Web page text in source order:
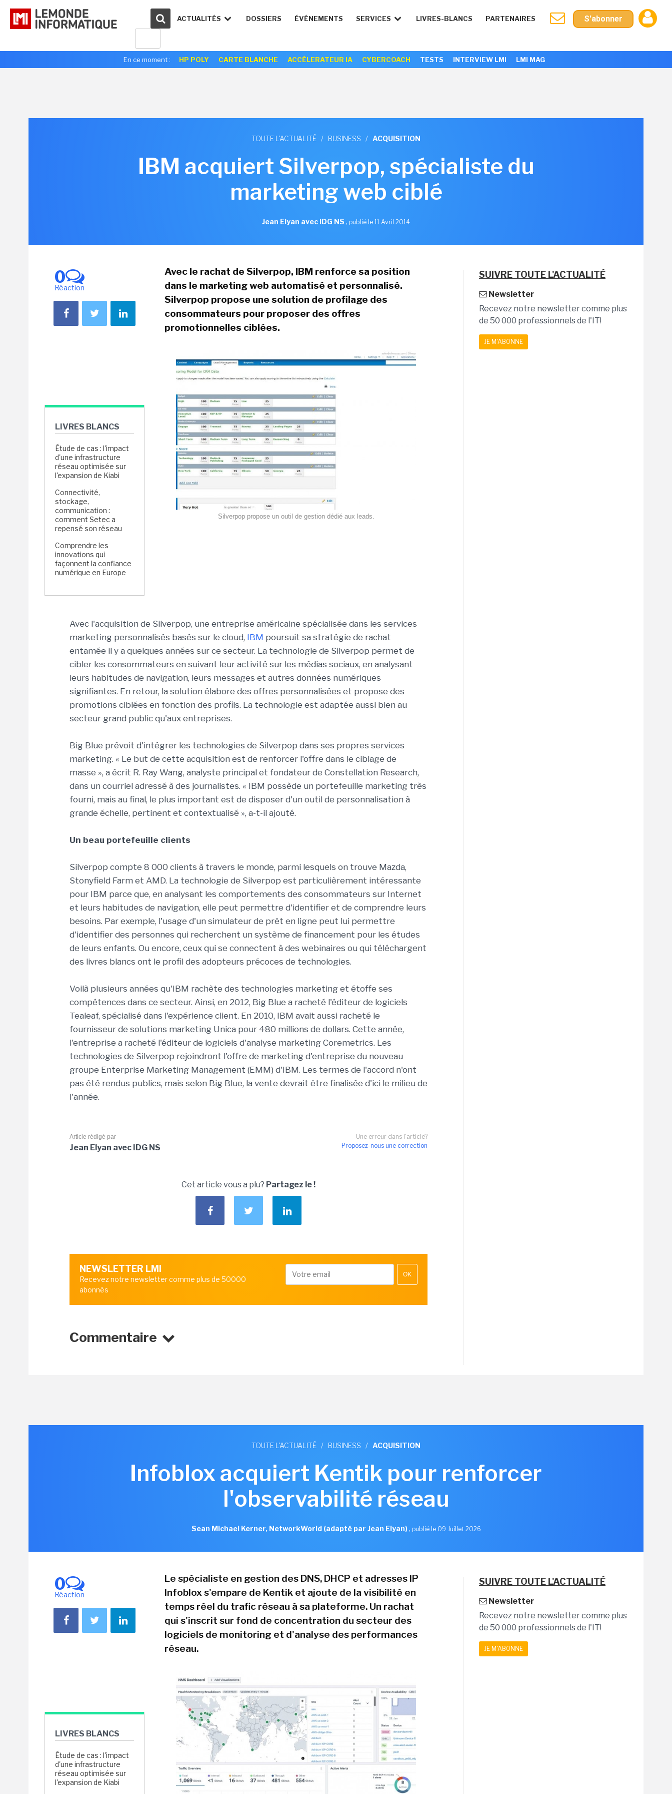
ACTUALITÉS DOSSIERS ÉVÉNEMENTS SERVICES LIVRES-BLANCS PARTENAIRES S'abonner
En ce moment : HP POLY CARTE BLANCHE ACCÉLERATEUR IA CYBERCOACH TESTS INTERVIEW LMI LMI MAG
TOUTE L'ACTUALITÉ / BUSINESS / ACQUISITION
IBM acquiert Silverpop, spécialiste du
marketing web ciblé
Jean Elyan avec IDG NS , publié le 11 Avril 2014
0
Réaction
LIVRES BLANCS
Étude de cas : l'impact
d'une infrastructure
réseau optimisée sur
l'expansion de Kiabi
Connectivité,
stockage,
communication :
comment Setec a
repensé son réseau
Comprendre les
innovations qui
façonnent la confiance
numérique en Europe
Avec le rachat de Silverpop, IBM renforce sa position
dans le marketing web automatisé et personnalisé.
Silverpop propose une solution de profilage des
consommateurs pour proposer des offres
promotionnelles ciblées.
Silverpop propose un outil de gestion dédié aux leads.
Avec l'acquisition de Silverpop, une entreprise américaine spécialisée dans les services
marketing personnalisés basés sur le cloud, IBM poursuit sa stratégie de rachat
entamée il y a quelques années sur ce secteur. La technologie de Silverpop permet de
cibler les consommateurs en suivant leur activité sur les médias sociaux, en analysant
leurs habitudes de navigation, leurs messages et autres données numériques
signifiantes. En retour, la solution élabore des offres personnalisées et propose des
promotions ciblées en fonction des profils. La technologie est adaptée aussi bien au
secteur grand public qu'aux entreprises.
Big Blue prévoit d'intégrer les technologies de Silverpop dans ses propres services
marketing. « Le but de cette acquisition est de renforcer l'offre dans le ciblage de
masse », a écrit R. Ray Wang, analyste principal et fondateur de Constellation Research,
dans un courriel adressé à des journalistes. « IBM possède un portefeuille marketing très
fourni, mais au final, le plus important est de disposer d'un outil de personnalisation à
grande échelle, pertinent et contextualisé », a-t-il ajouté.
Un beau portefeuille clients
Silverpop compte 8 000 clients à travers le monde, parmi lesquels on trouve Mazda,
Stonyfield Farm et AMD. La technologie de Silverpop est particulièrement intéressante
pour IBM parce que, en analysant les comportements des consommateurs sur Internet
et leurs habitudes de navigation, elle peut permettre d'identifier et de comprendre leurs
besoins. Par exemple, l'usage d'un simulateur de prêt en ligne peut lui permettre
d'identifier des personnes qui recherchent un système de financement pour les études
de leurs enfants. Ou encore, ceux qui se connectent à des webinaires ou qui téléchargent
des livres blancs ont le profil des adopteurs précoces de technologies.
Voilà plusieurs années qu'IBM rachète des technologies marketing et étoffe ses
compétences dans ce secteur. Ainsi, en 2012, Big Blue a racheté l'éditeur de logiciels
Tealeaf, spécialisé dans l'expérience client. En 2010, IBM avait aussi racheté le
fournisseur de solutions marketing Unica pour 480 millions de dollars. Cette année,
l'entreprise a racheté l'éditeur de logiciels d'analyse marketing Coremetrics. Les
technologies de Silverpop rejoindront l'offre de marketing d'entreprise du nouveau
groupe Enterprise Marketing Management (EMM) d'IBM. Les termes de l'accord n'ont
pas été rendus publics, mais selon Big Blue, la vente devrait être finalisée d'ici le milieu de
l'année.
Une erreur dans l'article?
Proposez-nous une correction
Article rédigé par
Jean Elyan avec IDG NS
Cet article vous a plu? Partagez le !
NEWSLETTER LMI
Recevez notre newsletter comme plus de 50000
abonnés
OK
Commentaire
SUIVRE TOUTE L'ACTUALITÉ
Newsletter
Recevez notre newsletter comme plus
de 50 000 professionnels de l'IT!
JE M'ABONNE
TOUTE L'ACTUALITÉ / BUSINESS / ACQUISITION
Infoblox acquiert Kentik pour renforcer
l'observabilité réseau
Sean Michael Kerner, NetworkWorld (adapté par Jean Elyan), publié le 09 Juillet 2026
0
Réaction
LIVRES BLANCS
Étude de cas : l'impact
d'une infrastructure
réseau optimisée sur
l'expansion de Kiabi
Le spécialiste en gestion des DNS, DHCP et adresses IP
Infoblox s'empare de Kentik et ajoute de la visibilité en
temps réel du trafic réseau à sa plateforme. Un rachat
qui s'inscrit sur fond de concentration du secteur des
logiciels de monitoring et d'analyse des performances
réseau.
SUIVRE TOUTE L'ACTUALITÉ
Newsletter
Recevez notre newsletter comme plus
de 50 000 professionnels de l'IT!
JE M'ABONNE